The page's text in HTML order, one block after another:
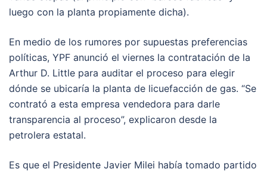
luego con la planta propiamente dicha).
En medio de los rumores por supuestas preferencias
políticas, YPF anunció el viernes la contratación de la
Arthur D. Little para auditar el proceso para elegir
dónde se ubicaría la planta de licuefacción de gas. “Se
contrató a esta empresa vendedora para darle
transparencia al proceso”, explicaron desde la
petrolera estatal.
Es que el Presidente Javier Milei había tomado partido